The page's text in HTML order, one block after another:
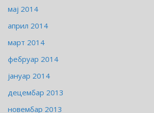
мај 2014
април 2014
март 2014
фебруар 2014
јануар 2014
децембар 2013
новембар 2013